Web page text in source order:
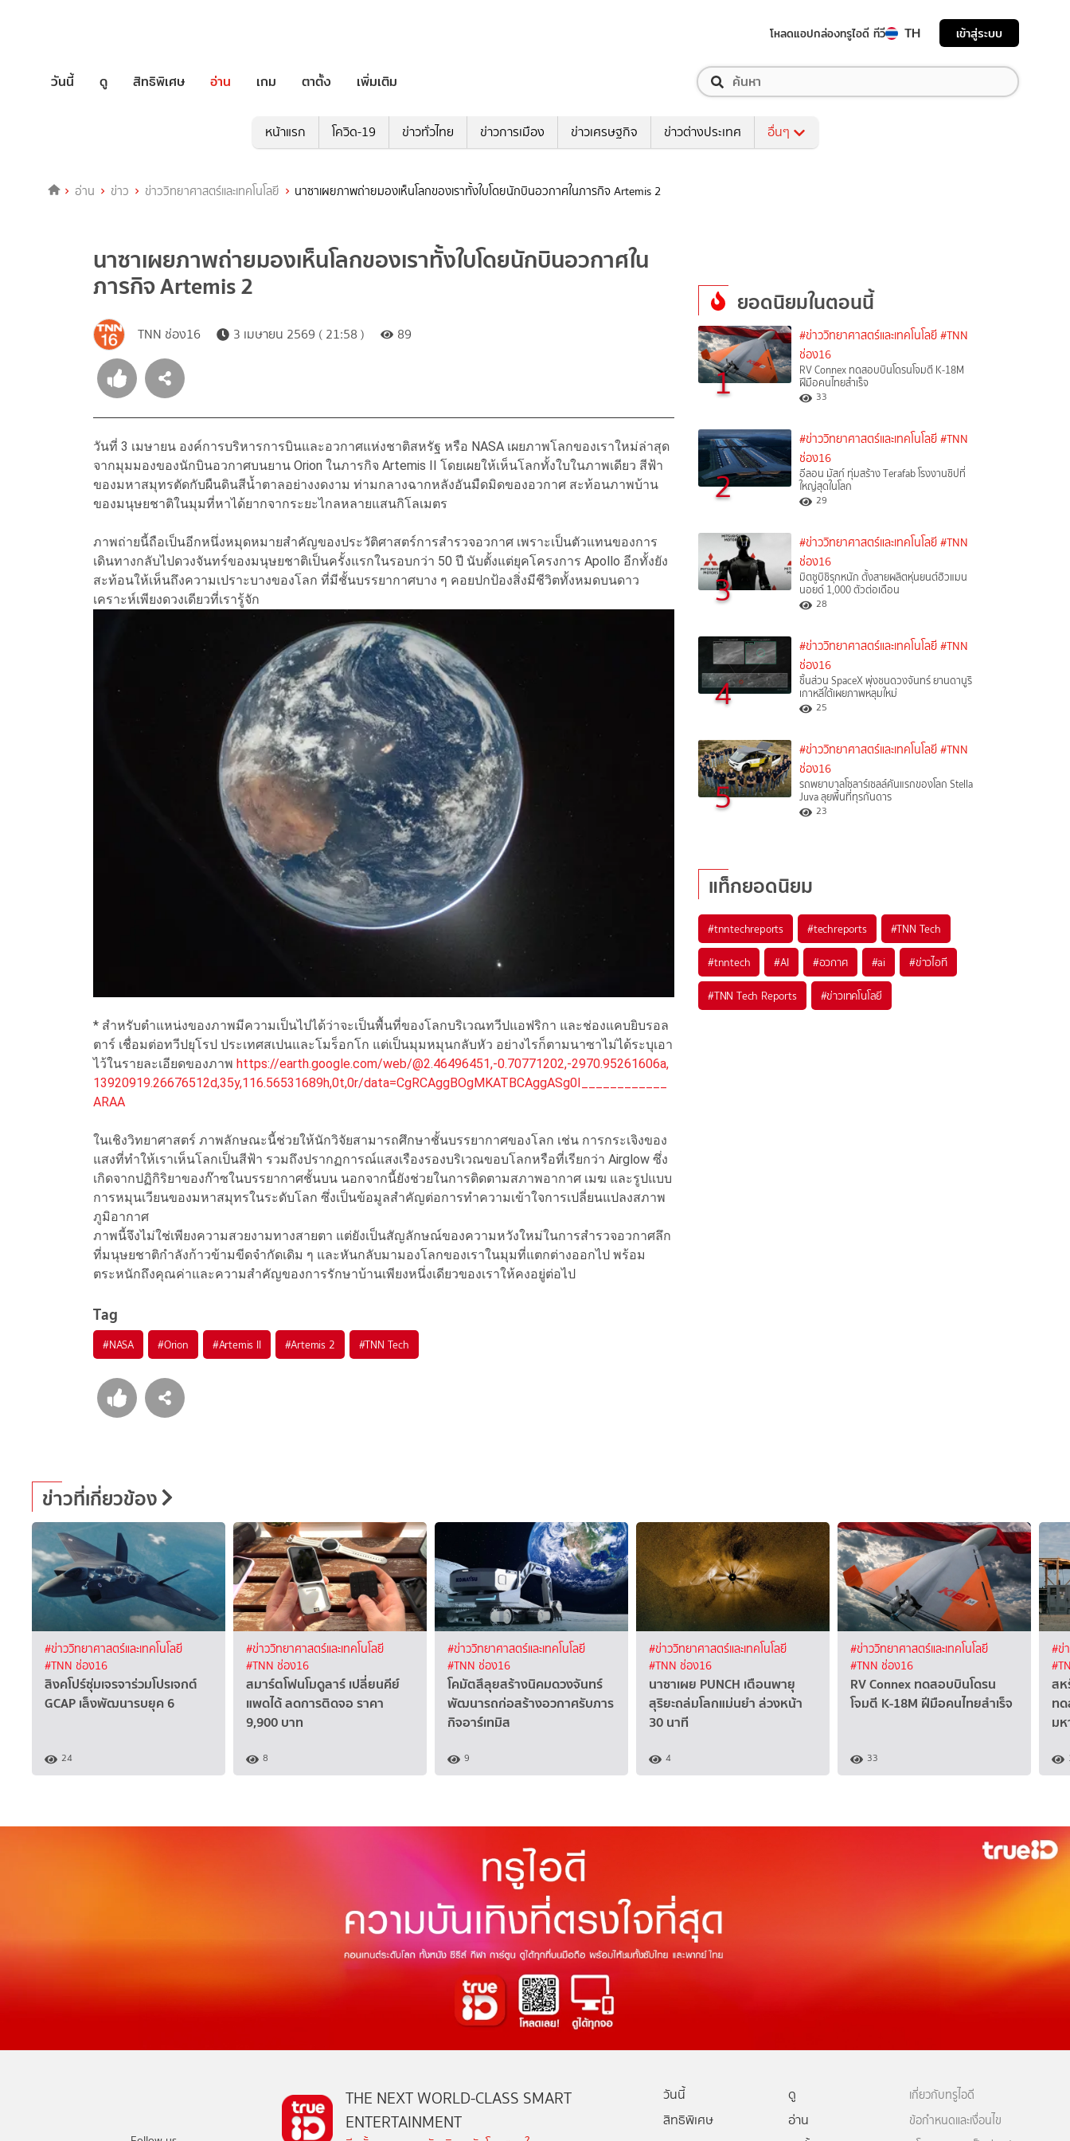
โหลดแอปกล่องทรูไอดี ทีวี TH เข้าสู่ระบบ
วันนี้ ดู สิทธิพิเศษ อ่าน เกม ตาตั้ง เพิ่มเติม
หน้าแรก โควิด-19 ข่าวทั่วไทย ข่าวการเมือง ข่าวเศรษฐกิจ ข่าวต่างประเทศ อื่นๆ
อ่าน ข่าว ข่าววิทยาศาสตร์และเทคโนโลยี นาซาเผยภาพถ่ายมองเห็นโลกของเราทั้งใบโดยนักบินอวกาศในภารกิจ Artemis 2
นาซาเผยภาพถ่ายมองเห็นโลกของเราทั้งใบโดยนักบินอวกาศใน
ภารกิจ Artemis 2
TNN ช่อง16 3 เมษายน 2569 ( 21:58 ) 89
วันที่ 3 เมษายน องค์การบริหารการบินและอวกาศแห่งชาติสหรัฐ หรือ NASA เผยภาพโลกของเราใหม่ล่าสุด
จากมุมมองของนักบินอวกาศบนยาน Orion ในภารกิจ Artemis II โดยเผยให้เห็นโลกทั้งใบในภาพเดียว สีฟ้า
ของมหาสมุทรตัดกับผืนดินสีน้ำตาลอย่างงดงาม ท่ามกลางฉากหลังอันมืดมิดของอวกาศ สะท้อนภาพบ้าน
ของมนุษยชาติในมุมที่หาได้ยากจากระยะไกลหลายแสนกิโลเมตร
ภาพถ่ายนี้ถือเป็นอีกหนึ่งหมุดหมายสำคัญของประวัติศาสตร์การสำรวจอวกาศ เพราะเป็นตัวแทนของการ
เดินทางกลับไปดวงจันทร์ของมนุษยชาติเป็นครั้งแรกในรอบกว่า 50 ปี นับตั้งแต่ยุคโครงการ Apollo อีกทั้งยัง
สะท้อนให้เห็นถึงความเปราะบางของโลก ที่มีชั้นบรรยากาศบาง ๆ คอยปกป้องสิ่งมีชีวิตทั้งหมดบนดาว
เคราะห์เพียงดวงเดียวที่เรารู้จัก
* สำหรับตำแหน่งของภาพมีความเป็นไปได้ว่าจะเป็นพื้นที่ของโลกบริเวณทวีปแอฟริกา และช่องแคบยิบรอล
ตาร์ เชื่อมต่อทวีปยุโรป ประเทศสเปนและโมร็อกโก แต่เป็นมุมหมุนกลับหัว อย่างไรก็ตามนาซาไม่ได้ระบุเอา
ไว้ในรายละเอียดของภาพ https://earth.google.com/web/@2.46496451,-0.70771202,-2970.95261606a,
13920919.26676512d,35y,116.56531689h,0t,0r/data=CgRCAggBOgMKATBCAggASg0I____________
ARAA
ในเชิงวิทยาศาสตร์ ภาพลักษณะนี้ช่วยให้นักวิจัยสามารถศึกษาชั้นบรรยากาศของโลก เช่น การกระเจิงของ
แสงที่ทำให้เราเห็นโลกเป็นสีฟ้า รวมถึงปรากฏการณ์แสงเรืองรองบริเวณขอบโลกหรือที่เรียกว่า Airglow ซึ่ง
เกิดจากปฏิกิริยาของก๊าซในบรรยากาศชั้นบน นอกจากนี้ยังช่วยในการติดตามสภาพอากาศ เมฆ และรูปแบบ
การหมุนเวียนของมหาสมุทรในระดับโลก ซึ่งเป็นข้อมูลสำคัญต่อการทำความเข้าใจการเปลี่ยนแปลงสภาพ
ภูมิอากาศ
ภาพนี้จึงไม่ใช่เพียงความสวยงามทางสายตา แต่ยังเป็นสัญลักษณ์ของความหวังใหม่ในการสำรวจอวกาศลึก
ที่มนุษยชาติกำลังก้าวข้ามขีดจำกัดเดิม ๆ และหันกลับมามองโลกของเราในมุมที่แตกต่างออกไป พร้อม
ตระหนักถึงคุณค่าและความสำคัญของการรักษาบ้านเพียงหนึ่งเดียวของเราให้คงอยู่ต่อไป
Tag
#NASA #Orion #Artemis II #Artemis 2 #TNN Tech
ยอดนิยมในตอนนี้
1
#ข่าววิทยาศาสตร์และเทคโนโลยี #TNN
ช่อง16
RV Connex ทดสอบบินโดรนโจมตี K-18M
ฝีมือคนไทยสำเร็จ
33
2
#ข่าววิทยาศาสตร์และเทคโนโลยี #TNN
ช่อง16
อีลอน มัสก์ ทุ่มสร้าง Terafab โรงงานชิปที่
ใหญ่สุดในโลก
29
3
#ข่าววิทยาศาสตร์และเทคโนโลยี #TNN
ช่อง16
มิตซูบิชิรุกหนัก ตั้งสายผลิตหุ่นยนต์ฮิวแมน
นอยด์ 1,000 ตัวต่อเดือน
28
4
#ข่าววิทยาศาสตร์และเทคโนโลยี #TNN
ช่อง16
ชิ้นส่วน SpaceX พุ่งชนดวงจันทร์ ยานดานูริ
เกาหลีใต้เผยภาพหลุมใหม่
25
5
#ข่าววิทยาศาสตร์และเทคโนโลยี #TNN
ช่อง16
รถพยาบาลโซลาร์เซลล์คันแรกของโลก Stella
Juva ลุยพื้นที่ทุรกันดาร
23
แท็กยอดนิยม
#tnntechreports #techreports #TNN Tech
#tnntech #AI #อวกาศ #ai #ข่าวไอที
#TNN Tech Reports #ข่าวเทคโนโลยี
ข่าวที่เกี่ยวข้อง
#ข่าววิทยาศาสตร์และเทคโนโลยี
#TNN ช่อง16
สิงคโปร์ซุ่มเจรจาร่วมโปรเจกต์
GCAP เล็งพัฒนารบยุค 6
24
#ข่าววิทยาศาสตร์และเทคโนโลยี
#TNN ช่อง16
สมาร์ตโฟนโมดูลาร์ เปลี่ยนคีย์
แพดได้ ลดการติดจอ ราคา
9,900 บาท
8
#ข่าววิทยาศาสตร์และเทคโนโลยี
#TNN ช่อง16
โคมัตสึลุยสร้างนิคมดวงจันทร์
พัฒนารถก่อสร้างอวกาศรับภาร
กิจอาร์เทมิส
9
#ข่าววิทยาศาสตร์และเทคโนโลยี
#TNN ช่อง16
นาซาเผย PUNCH เตือนพายุ
สุริยะถล่มโลกแม่นยำ ล่วงหน้า
30 นาที
4
#ข่าววิทยาศาสตร์และเทคโนโลยี
#TNN ช่อง16
RV Connex ทดสอบบินโดรน
โจมตี K-18M ฝีมือคนไทยสำเร็จ
33
#ข่
ส
ท
ม
THE NEXT WORLD-CLASS SMART
ENTERTAINMENT
วันนี้
ดู
สิทธิพิเศษ
อ่าน
เกี่ยวกับทรูไอดี
ข้อกำหนดและเงื่อนไข